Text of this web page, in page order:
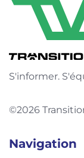
S'informer.
©2026
Navigation